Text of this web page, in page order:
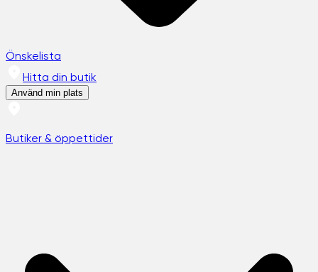
Önskelista
Hitta din butik
Använd min plats
Butiker & öppettider